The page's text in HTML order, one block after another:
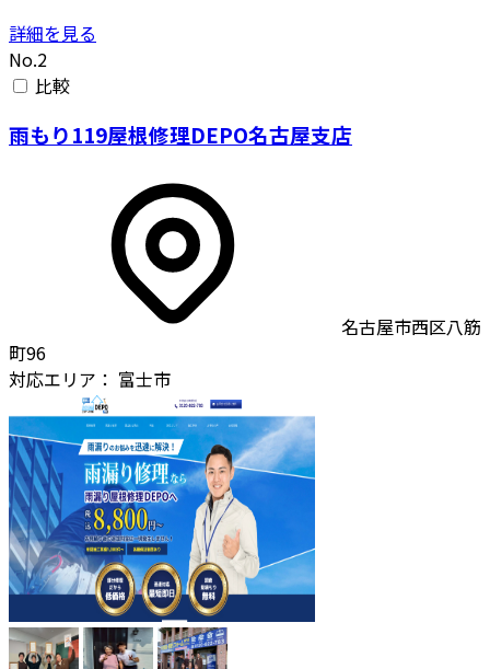
詳細を見る
No.2
比較
雨もり119屋根修理DEPO名古屋支店
名古屋市西区八筋
町96
対応エリア： 富士市